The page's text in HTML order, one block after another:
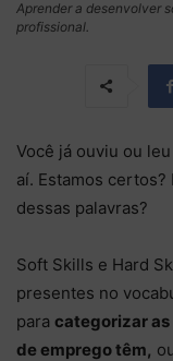
Aprender a desenvolver
profissional.
Você já ouviu ou
aí. Estamos
dessas palavras?
Soft Skills e Hard
presentes no
para categorizar
de emprego têm,